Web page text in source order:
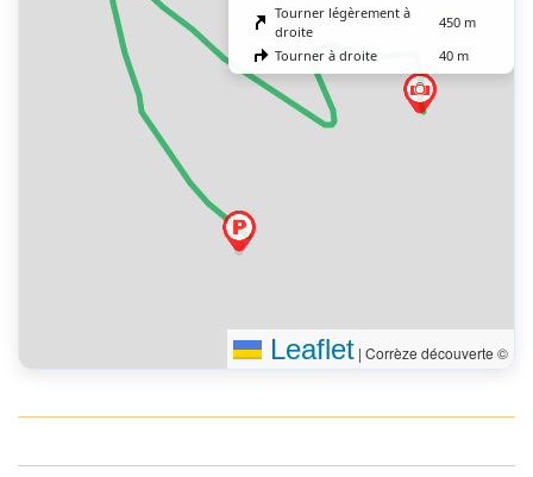
Tourner légèrement à
droite
450 m
Tourner à droite
40 m
Vous êtes arrivé à votre
destination
Leaflet | Corrèze découverte ©